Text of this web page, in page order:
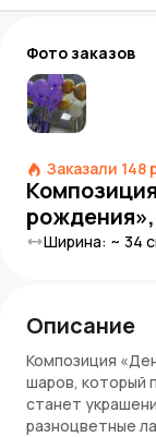
Фото заказов
Заказали 148
Ширина: ~ 34
Описание
Композиция
шаров, который
станет
разноцветные